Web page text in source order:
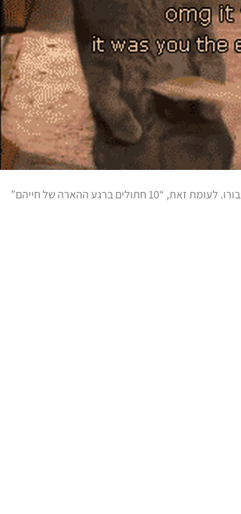
רואים את הגיף מעלה? “חתולים קורעים” זו כותרת משעממת וגנרית עבורו. לעומת זאת, “10 חתולים ברגע ההארה של חייהם”